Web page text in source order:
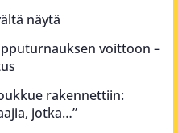
näytä
voittoon –
rakennettiin:
jotka…”